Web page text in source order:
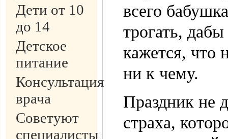
Дети от 10
до 14
Детское
питание
Консультация
врача
Советуют
специалисты
всего
трогать,
кажется, что
ни к чему.
Праздник не
страха,